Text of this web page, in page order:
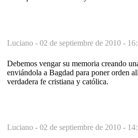
Luciano - 02 de septiembre de 2010 -
Debemos vengar su memoria creando
enviándola a Bagdad para poner orden
verdadera fe cristiana y católica.
Luciano - 02 de septiembre de 2010 -